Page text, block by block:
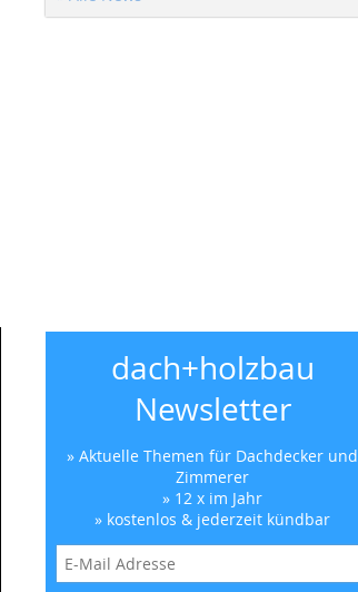
dach+holzbau
Newsletter
» Aktuelle Themen für Dachdecker und
Zimmerer
» 12 x im Jahr
» kostenlos & jederzeit kündbar